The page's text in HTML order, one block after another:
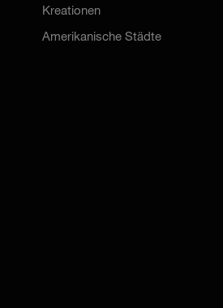
Kreationen
Amerikanische Städte